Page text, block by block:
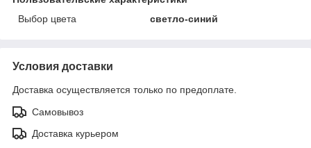
Выбор цвета
светло-синий
Условия доставки
Доставка осуществляется только по предоплате.
Самовывоз
Доставка курьером